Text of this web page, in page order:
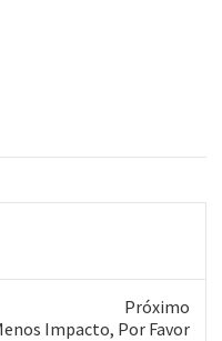
Próximo
Impacto, Por Favor